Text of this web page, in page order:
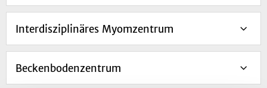
Interdisziplinäres Myomzentrum
Beckenbodenzentrum